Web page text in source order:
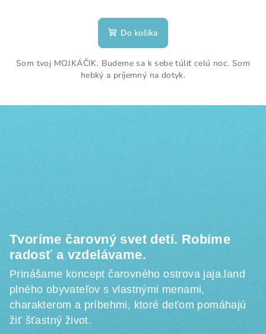
hodnotenie
produktu
z
5
Do košíka
Som tvoj MOJKÁČIK. Budeme sa k sebe túliť celú noc. Som
hebký a príjemný na dotyk.
Tvoríme čarovný svet detí. Robíme
radosť a vzdelávame.
Prinášame koncept čarovného ostrova jaja.land
plného obyvateľov s vlastnými menami,
charakterom a príbehmi, ktoré deťom pomáhajú
žiť šťastný život.